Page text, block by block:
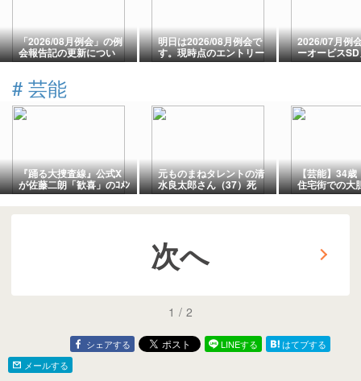
「2026/08月例会」の例
会報告記の更新につい
て…と、ついでに番頭役
(笑)
明日は2026/08月例会で
す。現時点のエントリー
状況とハマクドーさんの
2026/07月例
ーオービス
(その13:ばい
# 芸能
『踊る大捜査線』公式X
が佐藤二朗「歓喜」のｺﾒﾝ
ﾄ発表に波紋
元ものまねタレントの清
水良太郎さん（37）死
去 タレント・清水アキ
ラさんの息子
【芸能】34
住宅街での大
ァン騒然 「
「そんな格好
「セクシービ
次へ
1 / 2
シェアする LINEする
はてブする
メールする